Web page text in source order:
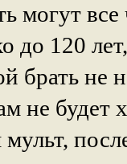
могут все
до 120
брать не
не будет